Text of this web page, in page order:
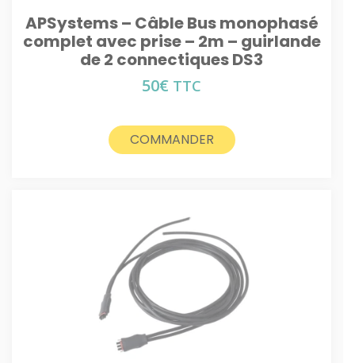
APSystems – Câble Bus monophasé
complet avec prise – 2m – guirlande
de 2 connectiques DS3
50€ TTC
COMMANDER